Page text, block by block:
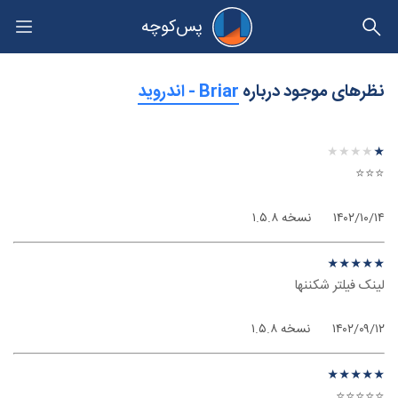
پس‌کوچه
حریم خصوصی
نظرهای موجود درباره‫Briar - اندروید
نظر درباره ‫Briar - اندروید
★★★★★
★
★
★
★
★
⭐⭐⭐
۱۴۰۲/۱۰/۱۴ نسخه ۱.۵.۸
نظر درباره ‫Briar - اندروید
★★★★★
★
★
★
★
★
لینک فیلتر شکننها
۱۴۰۲/۰۹/۱۲ نسخه ۱.۵.۸
نظر درباره ‫Briar - اندروید
★★★★★
★
★
★
★
★